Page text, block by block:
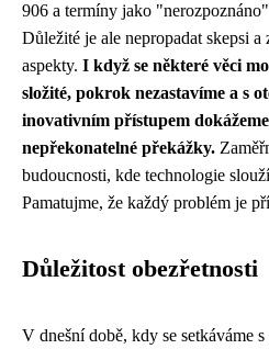
906 a termíny jako
Důležité je ale nepropadat skepsi
aspekty. I když se některé věci
složité, pokrok nezastavíme a s
inovativním přístupem
nepřekonatelné překážky.
budoucnosti, kde technologie
Pamatujme, že každý problém je
Důležitost obezřetnosti
V dnešní době, kdy se setkáváme